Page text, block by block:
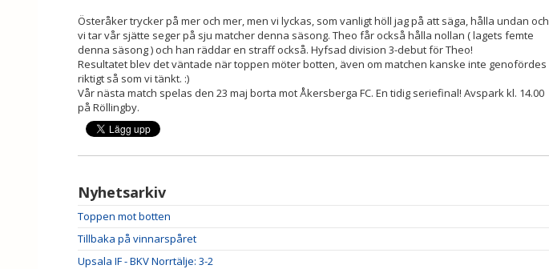
Österåker trycker på mer och mer, men vi lyckas, som vanligt höll jag på att säga, hålla undan och
vi tar vår sjätte seger på sju matcher denna säsong. Theo får också hålla nollan ( lagets femte
denna säsong ) och han räddar en straff också. Hyfsad division 3-debut för Theo!
Resultatet blev det väntade när toppen möter botten, även om matchen kanske inte genofördes
riktigt så som vi tänkt. :)
Vår nästa match spelas den 23 maj borta mot Åkersberga FC. En tidig seriefinal! Avspark kl. 14.00
på Röllingby.
Nyhetsarkiv
Toppen mot botten
Tillbaka på vinnarspåret
Upsala IF - BKV Norrtälje: 3-2